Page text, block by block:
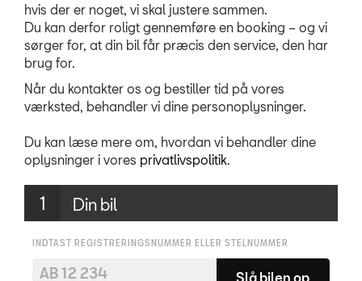
MinSEAT
Synstjek
NYHEDER
OM OS
hvis der er noget, vi skal justere sammen.
Du kan derfor roligt gennemføre en booking – og vi
sørger for, at din bil får præcis den service, den har
brug for.
Når du kontakter os og bestiller tid på vores
værksted, behandler vi dine personoplysninger.
Du kan læse mere om, hvordan vi behandler dine
oplysninger i vores privatlivspolitik
Din bil
INDTAST REGISTRERINGSNUMMER ELLER STELNUMMER
Slå bilen op